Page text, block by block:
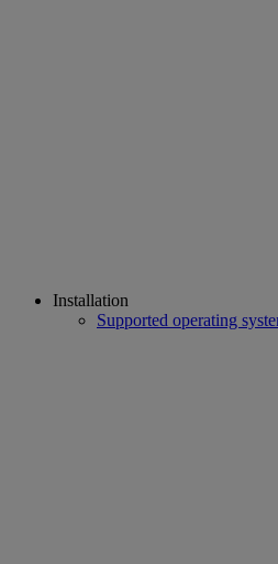
Installation
Supported operating